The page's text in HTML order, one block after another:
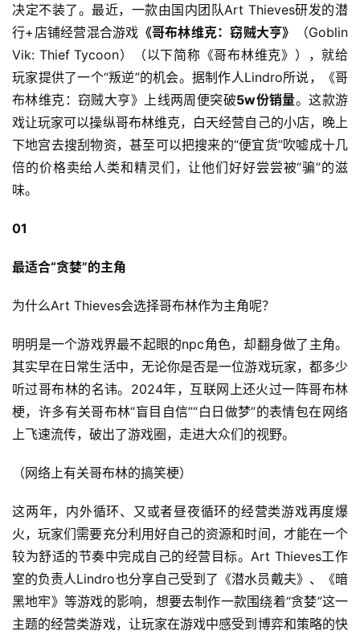
决定不装了。最近，一款由国内团队Art Thieves研发的潜
行+店铺经营混合游戏 《哥布林维克：窃贼大亨》
（Goblin
Vik: Thief Tycoon）（以下简称《哥布林维克》），就给
玩家提供了一个“叛逆”的机会。据制作人Lindro所说，《哥
布林维克：窃贼大亨》上线两周便突破5w份销量。这款游
戏让玩家可以操纵哥布林维克，白天经营自己的小店，晚上
下地宫去搜刮物资，甚至可以把搜来的“便宜货”吹嘘成十几
倍的价格卖给人类和精灵们，让他们好好尝尝被“骗”的滋
味。
01
最适合“贪婪”的主角
为什么Art Thieves会选择哥布林作为主角呢？
明明是一个游戏界最不起眼的npc角色，却翻身做了主角。
其实早在日常生活中，无论你是否是一位游戏玩家，都多少
听过哥布林的名讳。2024年，互联网上还火过一阵哥布林
梗，许多有关哥布林“盲目自信”“白日做梦”的表情包在网络
上飞速流传，破出了游戏圈，走进大众们的视野。
（网络上有关哥布林的搞笑梗）
这两年，内外循环、又或者昼夜循环的经营类游戏再度爆
火，玩家们需要充分利用好自己的资源和时间，才能在一个
较为舒适的节奏中完成自己的经营目标。Art Thieves工作
室的负责人Lindro也分享自己受到了《潜水员戴夫》、《暗
黑地牢》等游戏的影响，想要去制作一款围绕着“贪婪”这一
主题的经营类游戏，让玩家在游戏中感受到博弈和策略的快